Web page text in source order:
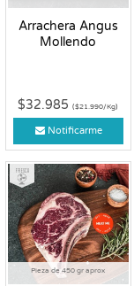
Arrachera Angus
Mollendo
$32.985($21.990/Kg)
Notificarme
Pieza de 450 gr aprox
Fresco